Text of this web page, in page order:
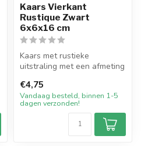
Kaars Vierkant
Rustique Zwart
6x6x16 cm
Kaars met rustieke
uitstraling met een afmeting
cm ho...
€4,75
Vandaag besteld, binnen 1-5
dagen verzonden!